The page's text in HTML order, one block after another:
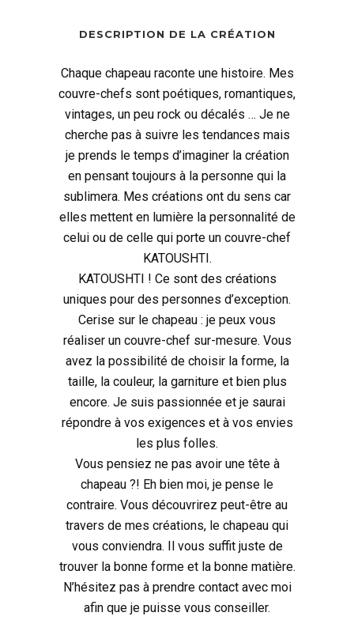
DESCRIPTION DE LA CRÉATION
Chaque chapeau raconte une histoire. Mes
couvre-chefs sont poétiques, romantiques,
vintages, un peu rock ou décalés … Je ne
cherche pas à suivre les tendances mais
je prends le temps d’imaginer la création
en pensant toujours à la personne qui la
sublimera. Mes créations ont du sens car
elles mettent en lumière la personnalité de
celui ou de celle qui porte un couvre-chef
KATOUSHTI.
KATOUSHTI ! Ce sont des créations
uniques pour des personnes d’exception.
Cerise sur le chapeau : je peux vous
réaliser un couvre-chef sur-mesure. Vous
avez la possibilité de choisir la forme, la
taille, la couleur, la garniture et bien plus
encore. Je suis passionnée et je saurai
répondre à vos exigences et à vos envies
les plus folles.
Vous pensiez ne pas avoir une tête à
chapeau ?! Eh bien moi, je pense le
contraire. Vous découvrirez peut-être au
travers de mes créations, le chapeau qui
vous conviendra. Il vous suffit juste de
trouver la bonne forme et la bonne matière.
N’hésitez pas à prendre contact avec moi
afin que je puisse vous conseiller.